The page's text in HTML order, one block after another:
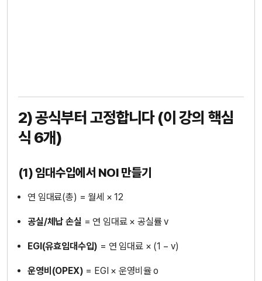
2) 공식부터 고정합니다 (이 강의 핵심
식 6개)
(1) 임대수입에서 NOI 만들기
연 임대료(총) = 월세 × 12
공실/체납 손실 = 연 임대료 × 공실률 v
EGI(유효임대수입) = 연 임대료 × (1 − v)
운영비(OPEX) = EGI × 운영비율 o